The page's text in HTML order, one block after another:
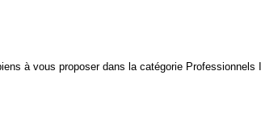
à vous proposer dans la catégorie